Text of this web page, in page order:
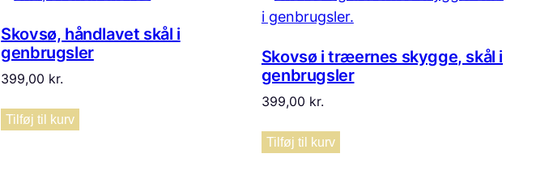
Skovsø, håndlavet skål i
genbrugsler
399,00 kr.
Tilføj til kurv
Skovsø i træernes skygge, skål i
genbrugsler
399,00 kr.
Tilføj til kurv